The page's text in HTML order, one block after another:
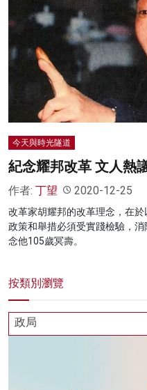
影片
名家榜
灼見活動
關於我們
今天與時光隧道
紀念耀邦改革 文人熱
作者: 丁望 2020-12-25
改革家胡耀邦的改革理念，在
政策和舉措必須受實踐檢驗，
念他105歲冥壽。
按類別瀏覽
政局